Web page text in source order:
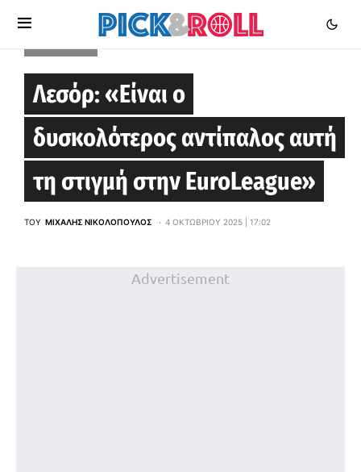
Λεσόρ: «Είναι ο
δυσκολότερος αντίπαλος αυτή
τη στιγμή στην EuroLeague»
ΤΟΥ ΜΙΧΆΛΗΣ ΝΙΚΟΛΌΠΟΥΛΟΣ 4 ΟΚΤΩΒΡΊΟΥ 2025 | 17:02
Advertisement